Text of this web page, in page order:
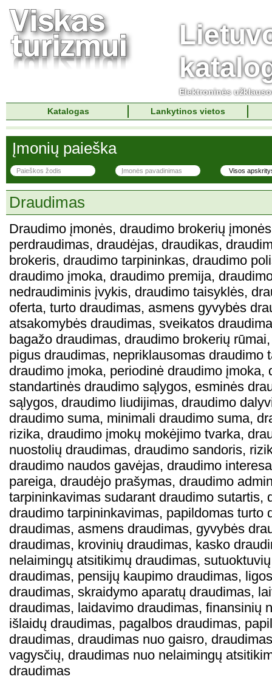
Elektroninės
Katalogas
Lankytinos vietos
Įmonių paieška
Draudimas
Draudimo įmonės, draudimo brokerių
perdraudimas, draudėjas, draudikas,
brokeris, draudimo tarpininkas, draudimo
draudimo įmoka, draudimo premija,
nedraudiminis įvykis, draudimo taisyklės,
oferta, turto draudimas, asmens gyvybės
atsakomybės draudimas, sveikatos
bagažo draudimas, draudimo brokerių
pigus draudimas, nepriklausomas draudimo
draudimo įmoka, periodinė draudimo įmoka,
standartinės draudimo sąlygos, esminės
sąlygos, draudimo liudijimas, draudimo
draudimo suma, minimali draudimo suma,
rizika, draudimo įmokų mokėjimo tvarka,
nuostolių draudimas, draudimo sandoris,
draudimo naudos gavėjas, draudimo
pareiga, draudėjo prašymas, draudimo
tarpininkavimas sudarant draudimo sutartis,
draudimo tarpininkavimas, papildomas turto
draudimas, asmens draudimas, gyvybės
draudimas, krovinių draudimas, kasko
nelaimingų atsitikimų draudimas,
draudimas, pensijų kaupimo draudimas,
draudimas, skraidymo aparatų draudimas,
draudimas, laidavimo draudimas, finansinių
išlaidų draudimas, pagalbos draudimas,
draudimas, draudimas nuo gaisro,
vagysčių, draudimas nuo nelaimingų
draudimas